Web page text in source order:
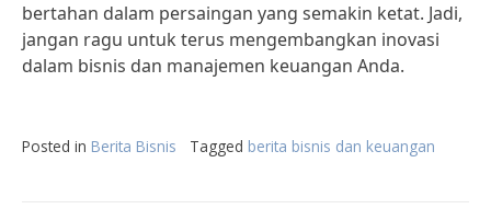
bertahan dalam persaingan yang semakin ketat. Jadi,
jangan ragu untuk terus mengembangkan inovasi
dalam bisnis dan manajemen keuangan Anda.
Posted in Berita Bisnis Tagged berita bisnis dan keuangan